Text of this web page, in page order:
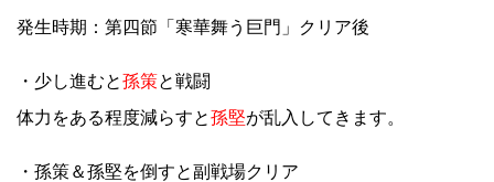
発生時期：第四節「寒華舞う巨門」クリア後
・少し進むと孫策と戦闘
体力をある程度減らすと孫堅が乱入してきます。
・孫策＆孫堅を倒すと副戦場クリア